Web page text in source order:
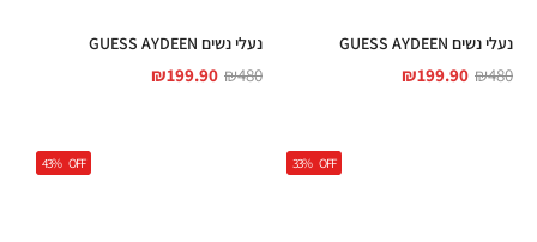
נעלי נשים GUESS AYDEEN
₪480
₪199.90
נעלי נשים GUESS AYDEEN
₪480
₪199.90
33% OFF
43% OFF